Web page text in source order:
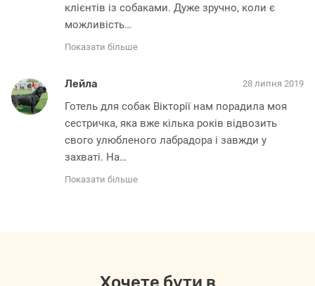
клієнтів із собаками. Дуже зручно, коли є
можливість…
Показати більше
Лейла 28 липня 2019
Готель для собак Вікторії нам порадила моя
сестричка, яка вже кілька років відвозить
свого улюбленого лабрадора і завжди у
захваті. На…
Показати більше